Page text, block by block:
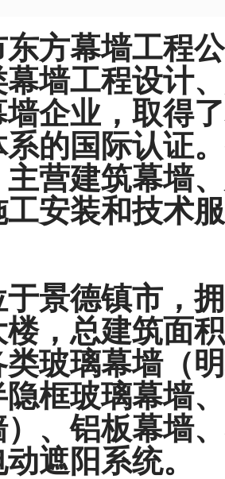
东方幕墙工程
墙工程设计
墙企业，取得
的国际认证
营建筑幕墙
安装和技术
景德镇市，
，总建筑面
玻璃幕墙（
框玻璃幕墙
、铝板幕墙
遮阳系统。